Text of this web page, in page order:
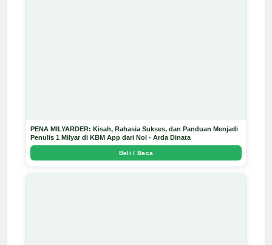
PENA MILYARDER: Kisah, Rahasia Sukses, dan Panduan Menjadi
Penulis 1 Milyar di KBM App dari Nol - Arda Dinata
Beli / Baca